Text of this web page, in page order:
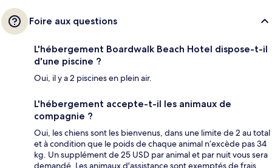
Foire aux questions
L'hébergement Boardwalk Beach Hotel dispose-t-il
d'une piscine ?
Oui, il y a 2 piscines en plein air.
L'hébergement accepte-t-il les animaux de
compagnie ?
Oui, les chiens sont les bienvenus, dans une limite de 2 au total
et à condition que le poids de chaque animal n’excède pas 34
kg. Un supplément de 25 USD par animal et par nuit vous sera
demandé. Les animaux d'assistance sont exemptés de frais